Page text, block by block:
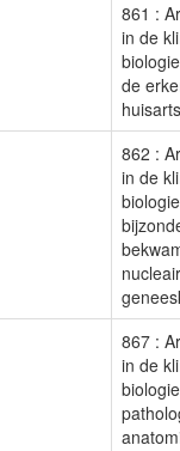
861 :
in de
de
862 :
in de
867 :
in de